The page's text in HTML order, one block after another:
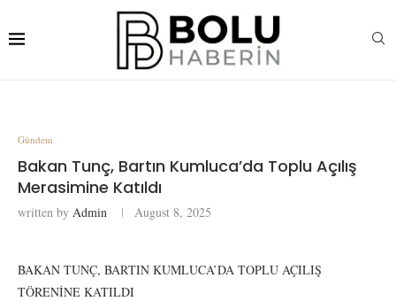
Gündem
Bakan Tunç, Bartın Kumluca’da Toplu Açılış
Merasimine Katıldı
written by Admin August 8, 2025
BAKAN TUNÇ, BARTIN KUMLUCA’DA TOPLU AÇILIŞ
TÖRENİNE KATILDI